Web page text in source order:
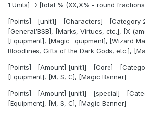
1 Units] -> [total % (XX,X% - round
[Points] - [unit1] - [Characters] - [Category
[General/BSB], [Marks, Virtues, etc.], [X
[Equipment], [Magic Equipment], [Wizard
Bloodlines, Gifts of the Dark Gods, etc.],
[Points] - [Amount] [unit1] - [Core] -
[Equipment], [M, S, C], [Magic Banner]
[Points] - [Amount] [unit1] - [special] -
[Equipment], [M, S, C], [Magic Banner]